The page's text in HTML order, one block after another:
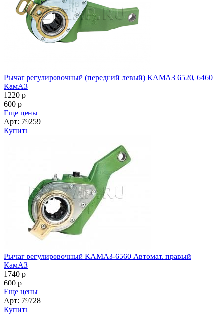
Рычаг регулировочный (передний левый) КАМАЗ 6520, 6460
КамАЗ
1220 p
600 p
Еще цены
Арт: 79259
Купить
Рычаг регулировочный КАМАЗ-6560 Автомат. правый
КамАЗ
1740 p
600 p
Еще цены
Арт: 79728
Купить